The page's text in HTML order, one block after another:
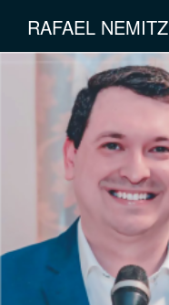
RAFAEL NEMITZ